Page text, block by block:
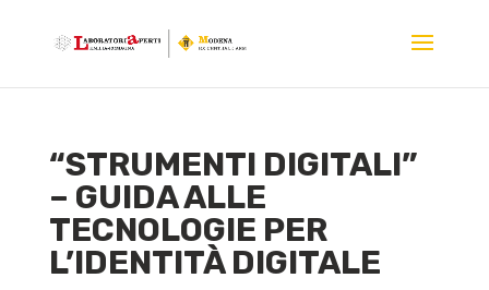
“STRUMENTI DIGITALI”
– GUIDA ALLE
TECNOLOGIE PER
L’IDENTITÀ DIGITALE